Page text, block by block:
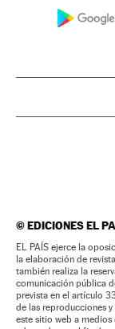
©EDICIONES EL
EL PAÍS ejerce la
la elaboración de
también realiza la
comunicación pública
prevista en el artículo
de las reproducciones
este sitio web a